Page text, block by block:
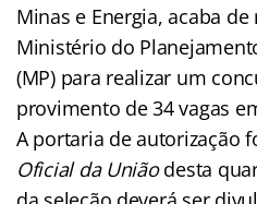
Minas e Energia, acaba
Ministério do
(MP) para realizar um
provimento de 34 vagas
A portaria de autorização
Oficial da Uniãodesta